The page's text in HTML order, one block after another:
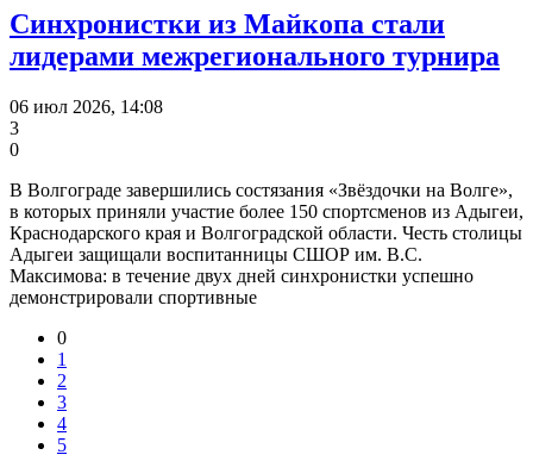
Синхронистки из Майкопа стали
лидерами межрегионального турнира
06 июл 2026, 14:08
3
0
В Волгограде завершились состязания «Звёздочки на Волге»,
в которых приняли участие более 150 спортсменов из Адыгеи,
Краснодарского края и Волгоградской области. Честь столицы
Адыгеи защищали воспитанницы СШОР им. В.С.
Максимова: в течение двух дней синхронистки успешно
демонстрировали спортивные
0
1
2
3
4
5